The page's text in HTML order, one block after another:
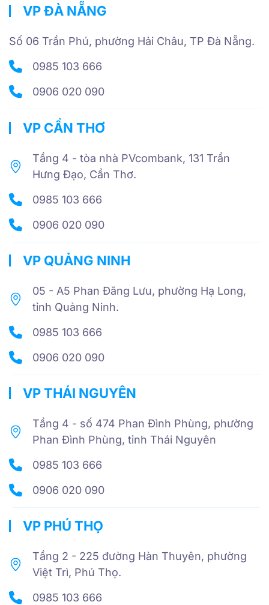
VP ĐÀ NẴNG
Số 06 Trần Phú, phường Hải Châu, TP Đà Nẵng.
0985 103 666
0906 020 090
VP CẦN THƠ
Tầng 4 - tòa nhà PVcombank, 131 Trần
Hưng Đạo, Cần Thơ.
0985 103 666
0906 020 090
VP QUẢNG NINH
05 - A5 Phan Đăng Lưu, phường Hạ Long,
tỉnh Quảng Ninh.
0985 103 666
0906 020 090
VP THÁI NGUYÊN
Tầng 4 - số 474 Phan Đình Phùng, phường
Phan Đình Phùng, tỉnh Thái Nguyên
0985 103 666
0906 020 090
VP PHÚ THỌ
Tầng 2 - 225 đường Hàn Thuyên, phường
Việt Trì, Phú Thọ.
0985 103 666